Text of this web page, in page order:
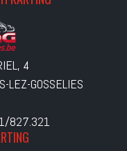
4
LEZ-GOSSELIES
827.321